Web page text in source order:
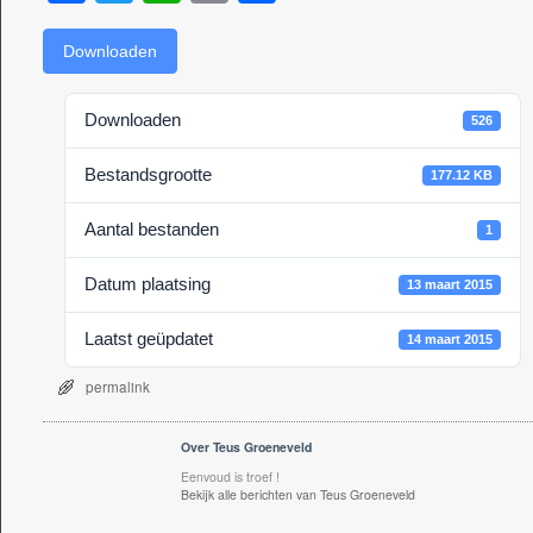
a
c
e
b
o
o
k
wi
tt
er s
A
p
p
n
Downloaden
Downloaden 526
Bestandsgrootte 177.12 KB
Aantal bestanden 1
Datum plaatsing 13 maart 2015
Laatst geüpdatet 14 maart 2015
permalink
Over Teus Groeneveld
Eenvoud is troef !
Bekijk alle berichten van Teus Groeneveld